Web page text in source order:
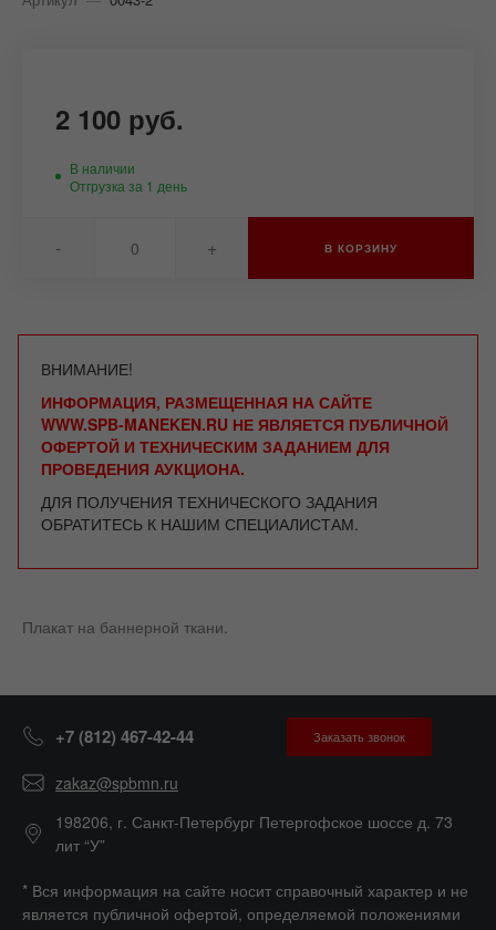
2 100 руб.
В наличии
Отгрузка за 1 день
- + В КОРЗИНУ
ВНИМАНИЕ!
ИНФОРМАЦИЯ, РАЗМЕЩЕННАЯ НА САЙТЕ
WWW.SPB-MANEKEN.RU НЕ ЯВЛЯЕТСЯ ПУБЛИЧНОЙ
ОФЕРТОЙ И ТЕХНИЧЕСКИМ ЗАДАНИЕМ ДЛЯ
ПРОВЕДЕНИЯ АУКЦИОНА.
ДЛЯ ПОЛУЧЕНИЯ ТЕХНИЧЕСКОГО ЗАДАНИЯ
ОБРАТИТЕСЬ К НАШИМ СПЕЦИАЛИСТАМ.
Плакат на баннерной ткани.
+7 (812) 467-42-44 Заказать звонок
zakaz@spbmn.ru
198206, г. Санкт-Петербург Петергофское шоссе д. 73
лит “У”
* Вся информация на сайте носит справочный характер и не
является публичной офертой, определяемой положениями